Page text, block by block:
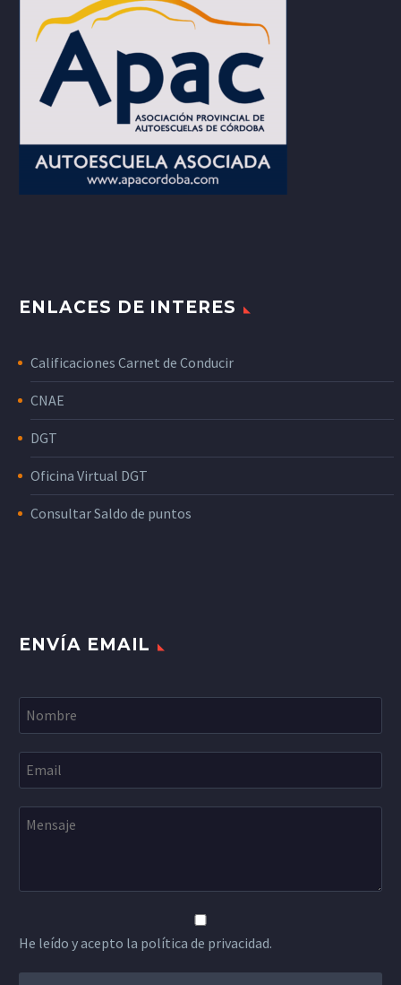
ENLACES DE INTERES
Calificaciones Carnet de Conducir
CNAE
DGT
Oficina Virtual DGT
Consultar Saldo de puntos
ENVÍA EMAIL
He leído y acepto la política de privacidad.